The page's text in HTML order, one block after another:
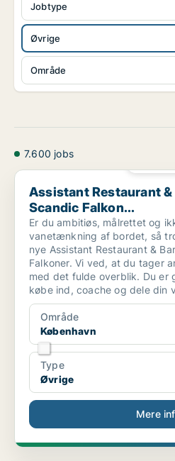
Øvrige
Område
Jobtype
7.600 jobs
Assistant Restaurant & Bar
Assistant Restaurant &
Scandic Falkon...
Er du ambitiøs, målrettet og
vanetænkning af bordet, så
nye Assistant Restaurant &
Falkoner. Vi ved, at du tager
med det fulde overblik. Du er
købe ind, coache og dele din
Område
København
Type
Øvrige
Mere